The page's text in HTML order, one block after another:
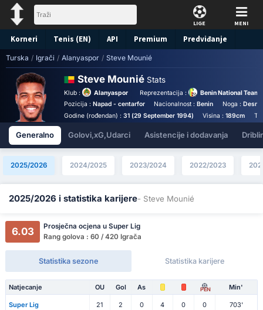
LIGE MENI
Korneri Tenis (EN) API Premium Predviđanje
Turska / Igrači / Alanyaspor / Steve Mounié
Steve Mounié Stats
Klub : Alanyaspor Reprezentacija :
Benin National Team
Pozicija : Napad - centarfor Nacionalnost :Benin Noga :
Godine (rođendan) : 31 (29 September 1994) Visina :189cm
Generalno Golovi,xG,Udarci Asistencije i dodavanja
2025/2026 2024/2025 2023/2024 2022/2023
2025/2026 i statistika karijere- Steve Mounié
6.03
Prosječna ocjena u Super Lig
Rang golova : 60 / 420 Igrača
Statistika sezone Statistika karijere
Natjecanje OU Gol As PEN Min'
Super Lig 21 2 0 4 0 0 703'